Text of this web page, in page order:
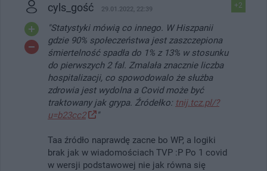
+2
cyls_gość 29.01.2022, 22:39
"Statystyki mówią co innego. W Hiszpanii
gdzie 90% społeczeństwa jest zaszczepiona
śmiertelność spadła do 1% z 13% w stosunku
do pierwszych 2 fal. Zmalała znacznie liczba
hospitalizacji, co spowodowalo że służba
zdrowia jest wydolna a Covid może być
traktowany jak grypa. Źródełko: tnij.tcz.pl/?
u=b23cc2
"
Taa źródło naprawdę zacne bo WP, a logiki
brak jak w wiadomościach TVP :P Po 1 covid
w wersji podstawowej nie jak równa się